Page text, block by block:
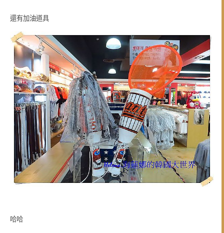
還有加油道具
哈哈